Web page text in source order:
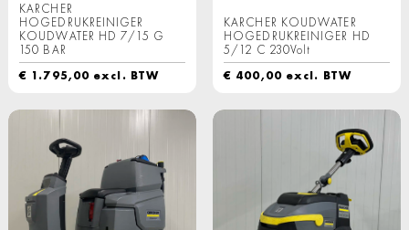
KARCHER
HOGEDRUKREINIGER
KOUDWATER HD 7/15 G
150 BAR
€ 1.795,00 excl. BTW
KARCHER KOUDWATER
HOGEDRUKREINIGER HD
5/12 C 230Volt
€ 400,00excl. BTW